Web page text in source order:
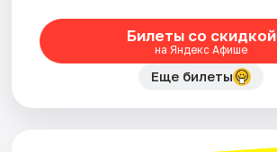
Билеты со скидкой
на Яндекс Афише
Еще билеты